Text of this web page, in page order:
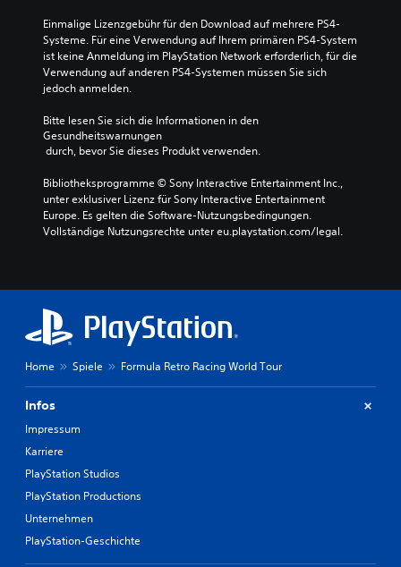
Einmalige Lizenzgebühr für den Download auf mehrere PS4-
Systeme. Für eine Verwendung auf Ihrem primären PS4-System
ist keine Anmeldung im PlayStation Network erforderlich, für die
Verwendung auf anderen PS4-Systemen müssen Sie sich
jedoch anmelden.
Bitte lesen Sie sich die Informationen in den
Gesundheitswarnungen
durch, bevor Sie dieses Produkt verwenden.
Bibliotheksprogramme © Sony Interactive Entertainment Inc.,
unter exklusiver Lizenz für Sony Interactive Entertainment
Europe. Es gelten die Software-Nutzungsbedingungen.
Vollständige Nutzungsrechte unter eu.playstation.com/legal.
Home Spiele Formula Retro Racing World Tour
Infos
Impressum
Karriere
PlayStation Studios
PlayStation Productions
Unternehmen
PlayStation-Geschichte